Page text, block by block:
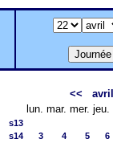
<<
lun. mar. mer. jeu.
s13
s14
3 4 5
6